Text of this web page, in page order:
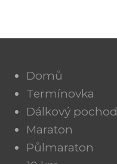
Domů
Termínovka
Dálkový pochod
Maraton
Půlmaraton